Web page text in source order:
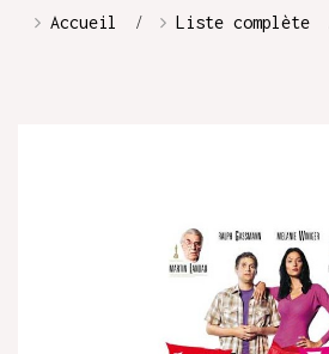
Accueil Liste complète